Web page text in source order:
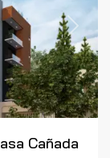
Next
Cañada